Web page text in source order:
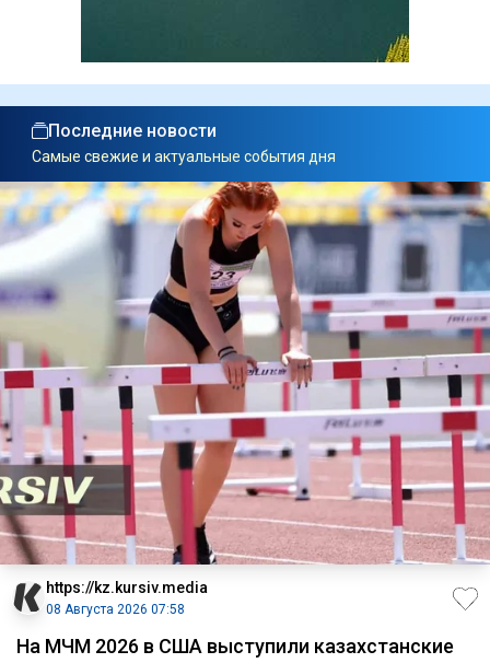
Последние новости
Самые свежие и актуальные события дня
https://kz.kursiv.media
08 Августа 2026 07:58
На МЧМ 2026 в США выступили казахстанские